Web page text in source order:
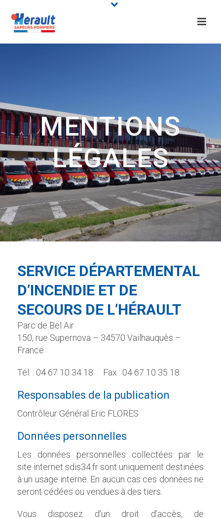
MENTIONS
LÉGALES
SERVICE DÉPARTEMENTAL
D’INCENDIE ET DE
SECOURS DE L’HÉRAULT
Parc de Bel Air
150, rue Supernova – 34570 Vailhauquès –
France
Tél. : 04 67 10 34 18 Fax : 04 67 10 35 18
Responsables de la publication
Contrôleur Général Eric FLORES
Données personnelles
Les données personnelles collectées par le
site internet sdis34.frsont uniquement destinées
à un usage interne. En aucun cas ces données ne
seront cédées ou vendues à des tiers.
Vous disposez d’un droit d’accès, de